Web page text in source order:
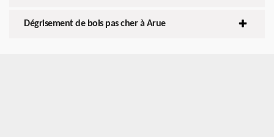
Dégrisement de bois pas cher à Arue